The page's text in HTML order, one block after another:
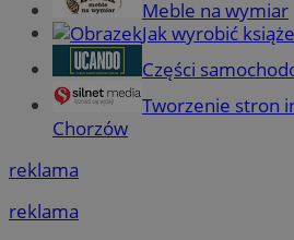
Meble na wymiar
Jak wyrobić
Części
Tworzenie stron
Chorzów
reklama
reklama